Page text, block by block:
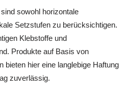
sowohl horizontale
Setzstufen zu berücksichtigen.
Klebstoffe und
Produkte auf Basis von
bieten hier eine langlebige Haftung
zuverlässig.